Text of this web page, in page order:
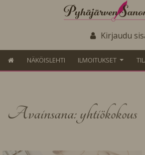
Kirjaudu
NÄKÖISLEHTI ILMOITUKSET
Avainsana: yhtiökokous